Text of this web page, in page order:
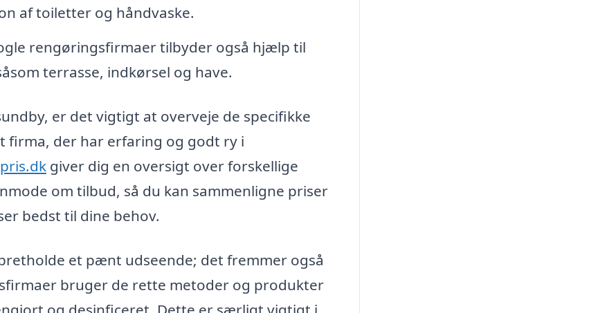
af toiletter og håndvaske.
rengøringsfirmaer tilbyder også hjælp til
terrasse, indkørsel og have.
er det vigtigt at overveje de specifikke
firma, der har erfaring og godt ry i
giver dig en oversigt over forskellige
om tilbud, så du kan sammenligne priser
bedst til dine behov.
et pænt udseende; det fremmer også
bruger de rette metoder og produkter